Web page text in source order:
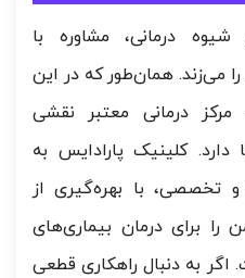
درمانی، مشاوره با
می‌زند. همان‌طور که در این
درمانی معتبر نقشی
کلینیک پارادایس به
تخصصی، با بهره‌گیری از
را برای درمان بیماری‌های
به دنبال راهکاری قطعی